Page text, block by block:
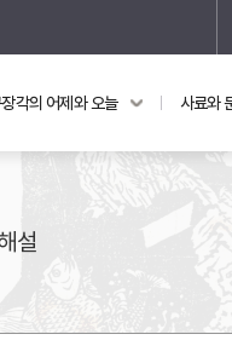
의궤와 지리지
각의 어제와 오늘 사료와
설